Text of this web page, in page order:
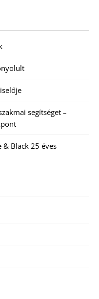
segítséget –
& Black 25 éves